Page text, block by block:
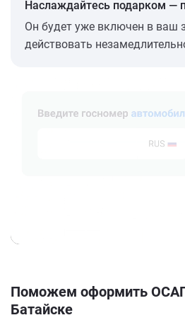
Наслаждайтесь подарком —
Он будет уже включен в ваш
действовать
Поможем оформить
Батайске